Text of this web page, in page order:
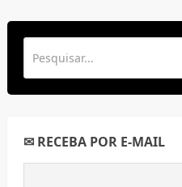
✉ RECEBA POR E-MAIL